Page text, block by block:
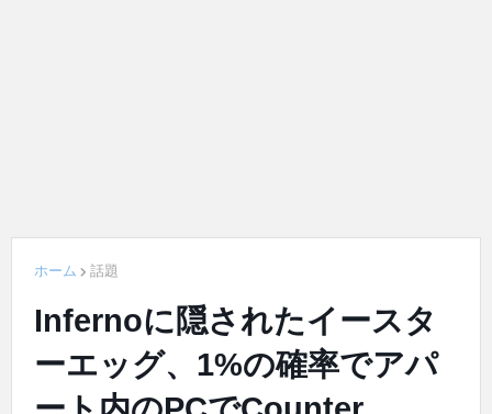
ホーム 話題
Infernoに隠されたイースタ
ーエッグ、1%の確率でアパ